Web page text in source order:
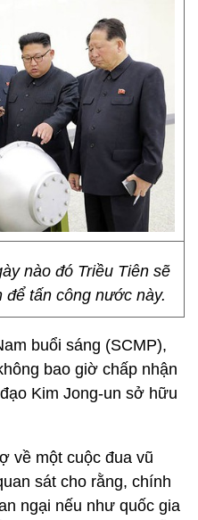
nào đó Triều Tiên sẽ
tấn công nước này.
buổi sáng (SCMP),
bao giờ chấp nhận
Kim Jong-un sở hữu
về một cuộc đua vũ
sát cho rằng, chính
ngại nếu như quốc gia